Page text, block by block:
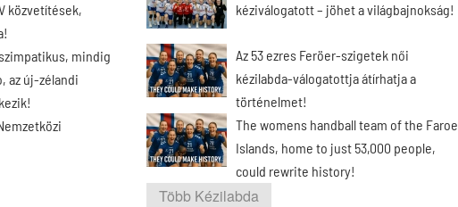
közvetítések,
mindig
az új-zélandi
kéziválogatott – jöhet a világbajnokság!
Az 53 ezres Feröer-szigetek női
kézilabda-válogatottja átírhatja a
történelmet!
The womens handball team of the Faroe
Islands, home to just 53,000 people,
could rewrite history!
Több Kézilabda